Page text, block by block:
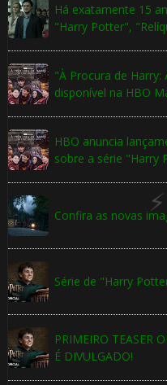
Há exatamente 15
"Harry Potter",
"À Procura de
disponível na HBO
HBO anuncia
sobre a série "Harry
Confira as novas
Série de "Harry
PRIMEIRO TEASER
É DIVULGADO!